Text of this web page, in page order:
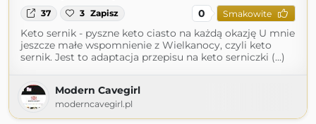
37 3 Zapisz 0 Smakowite
Keto sernik - pyszne keto ciasto na każdą okazję U mnie
jeszcze małe wspomnienie z Wielkanocy, czyli keto
sernik. Jest to adaptacja przepisu na keto serniczki (...)
Modern Cavegirl
moderncavegirl.pl